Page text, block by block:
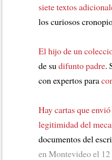
siete textos
los curiosos
El hijo de un
de su difunto padre.
con expertos para
Hay cartas que
legitimidad del
documentos del
en Montevideo el 12